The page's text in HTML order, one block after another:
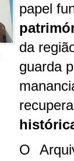
papel
da
guarda
O